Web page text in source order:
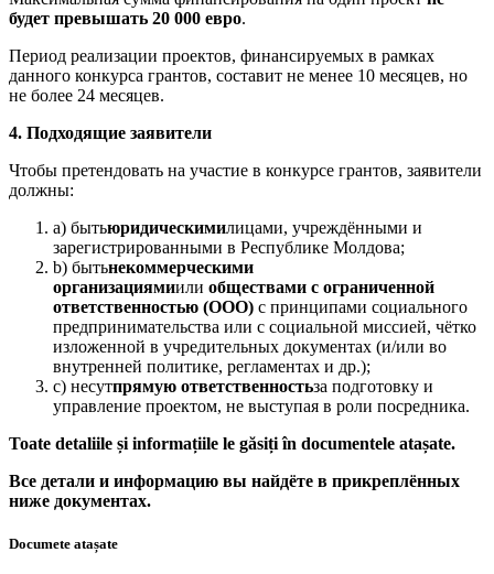
будет превышать 20 000 евро.
Период реализации проектов, финансируемых в рамках
данного конкурса грантов, составит не менее 10 месяцев, но
не более 24 месяцев.
4. Подходящие заявители
Чтобы претендовать на участие в конкурсе грантов, заявители
должны:
a) бытьюридическимилицами, учреждёнными и
зарегистрированными в Республике Молдова;
b) бытьнекоммерческими
организациямиили обществами с ограниченной
ответственностью (ООО) с принципами социального
предпринимательства или с социальной миссией, чётко
изложенной в учредительных документах (и/или во
внутренней политике, регламентах и др.);
c) несутпрямую ответственностьза подготовку и
управление проектом, не выступая в роли посредника.
Toate detaliile și informațiile le găsiți în documentele atașate.
Все детали и информацию вы найдёте в прикреплённых
ниже документах.
Documete atașate